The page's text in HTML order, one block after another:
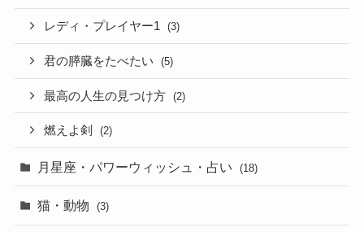
レディ・プレイヤー1 (3)
君の膵臓をたべたい (5)
最高の人生の見つけ方 (2)
燃えよ剣 (2)
月星座・パワーウィッシュ・占い (18)
猫・動物 (3)